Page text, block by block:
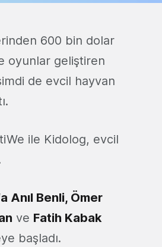
600 bin dolar
oyunlar geliştiren
de evcil hayvan
ile Kidolog, evcil
Anıl Benli, Ömer
ve Fatih Kabak
başladı.